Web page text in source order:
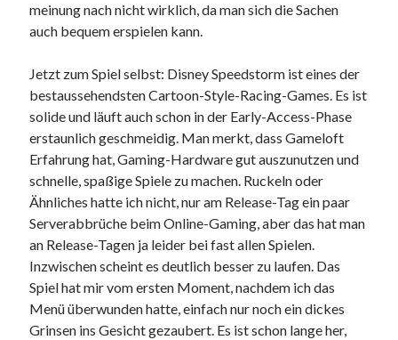
meinung nach nicht wirklich, da man sich die Sachen
auch bequem erspielen kann.
Jetzt zum Spiel selbst: Disney Speedstorm ist eines der
bestaussehendsten Cartoon-Style-Racing-Games. Es ist
solide und läuft auch schon in der Early-Access-Phase
erstaunlich geschmeidig. Man merkt, dass Gameloft
Erfahrung hat, Gaming-Hardware gut auszunutzen und
schnelle, spaßige Spiele zu machen. Ruckeln oder
Ähnliches hatte ich nicht, nur am Release-Tag ein paar
Serverabbrüche beim Online-Gaming, aber das hat man
an Release-Tagen ja leider bei fast allen Spielen.
Inzwischen scheint es deutlich besser zu laufen. Das
Spiel hat mir vom ersten Moment, nachdem ich das
Menü überwunden hatte, einfach nur noch ein dickes
Grinsen ins Gesicht gezaubert. Es ist schon lange her,